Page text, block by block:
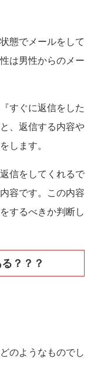
態でメールをして
は男性からのメー
すぐに返信をした
、返信する内容や
します。
信をしてくれるで
容です。この内容
するべきか判断し
？？？
のようなものでし